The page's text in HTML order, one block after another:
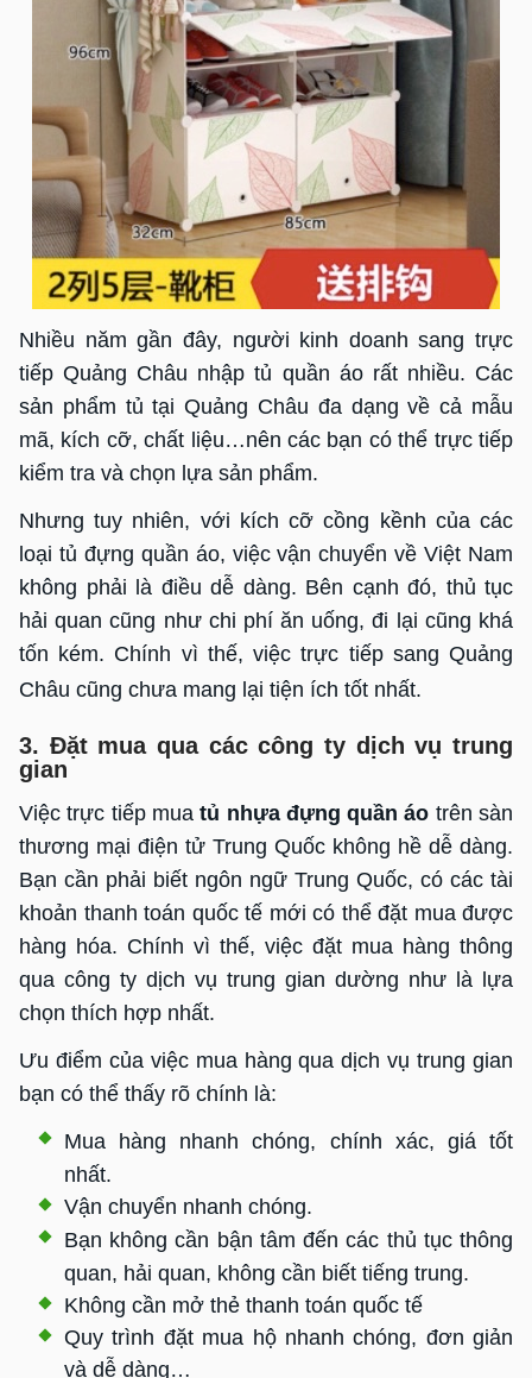
Nhiều năm gần đây, người kinh doanh sang trực
tiếp Quảng Châu nhập tủ quần áo rất nhiều. Các
sản phẩm tủ tại Quảng Châu đa dạng về cả mẫu
mã, kích cỡ, chất liệu…nên các bạn có thể trực tiếp
kiểm tra và chọn lựa sản phẩm.
Nhưng tuy nhiên, với kích cỡ cồng kềnh của các
loại tủ đựng quần áo, việc vận chuyển về Việt Nam
không phải là điều dễ dàng. Bên cạnh đó, thủ tục
hải quan cũng như chi phí ăn uống, đi lại cũng khá
tốn kém. Chính vì thế, việc trực tiếp sang Quảng
Châu cũng chưa mang lại tiện ích tốt nhất.
3. Đặt mua qua các công ty dịch vụ trung
gian
Việc trực tiếp muatủ nhựa đựng quần áo trên sàn
thương mại điện tử Trung Quốc không hề dễ dàng.
Bạn cần phải biết ngôn ngữ Trung Quốc, có các tài
khoản thanh toán quốc tế mới có thể đặt mua được
hàng hóa. Chính vì thế, việc đặt mua hàng thông
qua công ty dịch vụ trung gian dường như là lựa
chọn thích hợp nhất.
Ưu điểm của việc mua hàng qua dịch vụ trung gian
bạn có thể thấy rõ chính là:
Mua hàng nhanh chóng, chính xác, giá tốt
nhất.
Vận chuyển nhanh chóng.
Bạn không cần bận tâm đến các thủ tục thông
quan, hải quan, không cần biết tiếng trung.
Không cần mở thẻ thanh toán quốc tế
Quy trình đặt mua hộ nhanh chóng, đơn giản
và dễ dàng…